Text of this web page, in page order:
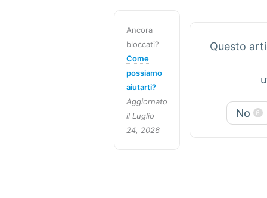
Ancora
bloccati?
Come
possiamo
aiutarti?
Aggiornato
il Luglio
24, 2026
Questo
No 6